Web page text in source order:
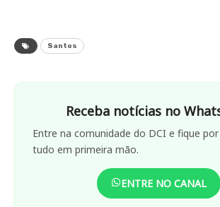
Santos
Receba notícias no
Entre na comunidade do DCI e fique
tudo em primeira mão.
ENTRE NO CANAL